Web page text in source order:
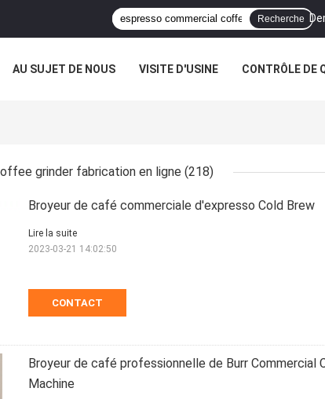
Recherche
AU SUJET DE NOUS VISITE D'USINE CONTRÔLE DE
grinder fabrication en ligne (218)
Broyeur de café commerciale d'expresso Cold Brew
CONTACT
Lire la suite
2023-03-21 14:02:50
Broyeur de café professionnelle de Burr Commercial
Machine